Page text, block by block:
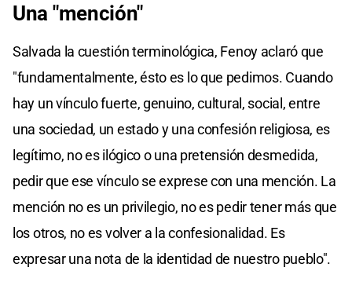
Una "mención"
Salvada la cuestión terminológica, Fenoy aclaró que
"fundamentalmente, ésto es lo que pedimos. Cuando
hay un vínculo fuerte, genuino, cultural, social, entre
una sociedad, un estado y una confesión religiosa, es
legítimo, no es ilógico o una pretensión desmedida,
pedir que ese vínculo se exprese con una mención. La
mención no es un privilegio, no es pedir tener más que
los otros, no es volver a la confesionalidad. Es
expresar una nota de la identidad de nuestro pueblo".